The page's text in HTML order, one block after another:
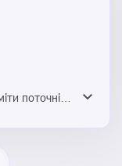
поточні